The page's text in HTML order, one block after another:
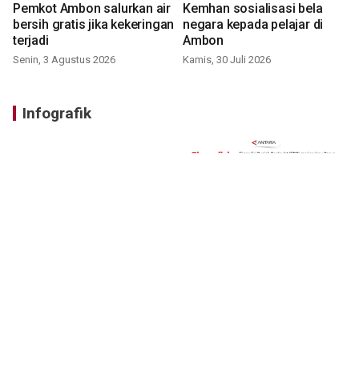
Pemkot Ambon salurkan air
bersih gratis jika kekeringan
terjadi
Senin, 3 Agustus 2026
Kemhan sosialisasi bela
negara kepada pelajar di
Ambon
Kamis, 30 Juli 2026
Infografik